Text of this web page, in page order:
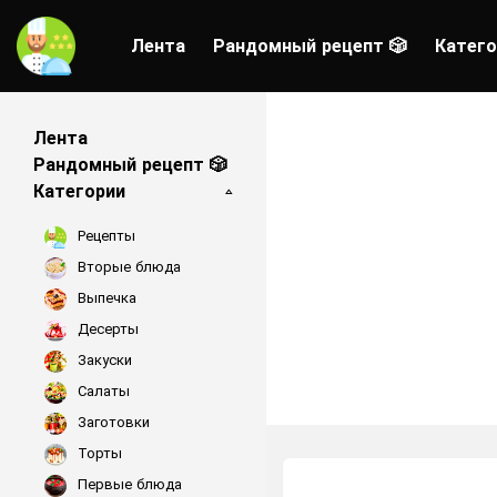
Лента Рандомный рецепт 🎲
Лента
Рандомный рецепт 🎲
Категории
Рецепты
Вторые блюда
Выпечка
Десерты
Закуски
Салаты
Заготовки
Торты
Первые блюда